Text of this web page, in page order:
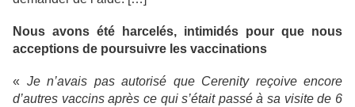
Nous avons été harcelés, intimidés pour que nous
acceptions de poursuivre les vaccinations
« Je n’avais pas autorisé que Cerenity reçoive encore
d’autres vaccins après ce qui s’était passé à sa visite de 6